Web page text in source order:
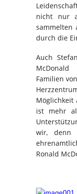
nicht nur
sammelten
durch die
Auch
McDonald
Familien
Möglichkeit
ist mehr
wir, denn
Ronald